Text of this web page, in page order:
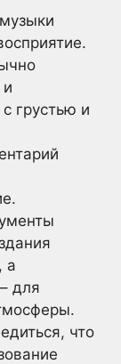
грустью и
а
для
что